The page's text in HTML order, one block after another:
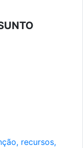
recursos,